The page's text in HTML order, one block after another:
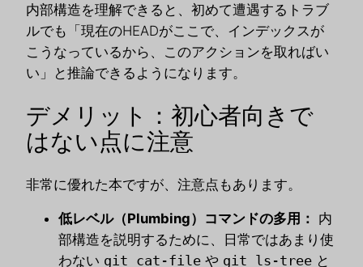
内部構造を理解できると、初めて遭遇するトラブ
ルでも「現在のHEADがここで、インデックスが
こうなっているから、このアクションを取ればい
い」と推論できるようになります。
デメリット：初心者向きで
はない点に注意
非常に優れた本ですが、注意点もあります。
低レベル（Plumbing）コマンドの多用： 内
部構造を説明するために、日常ではあまり使
わない git cat-file や git ls-tree と